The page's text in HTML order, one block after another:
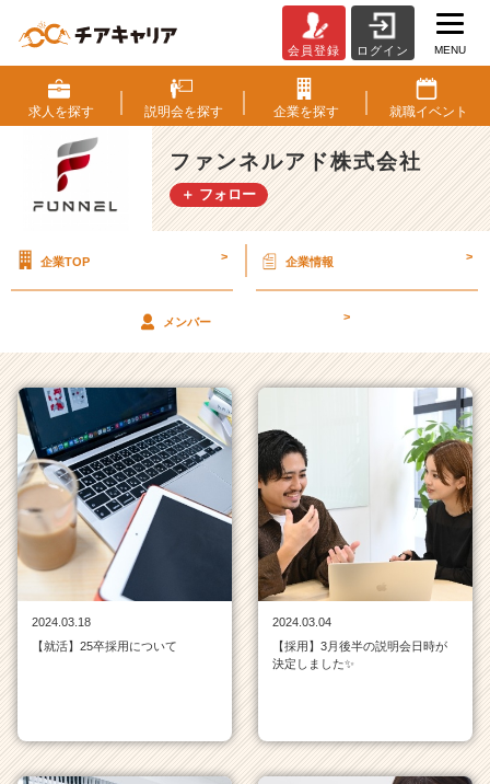
ァ
ン
ネ
ル
ア
ド
社
イ
ム
イ
ン
一
覧
か
ら
会員登録 ログイン MENU
求人を探す 説明会を探す 企業を探す 就職イベント
ファンネルアド株式会社
＋ フォロー
企業TOP > 企業情報 >
メンバー >
2024.03.18
【就活】25卒採用について
2024.03.04
【採用】3月後半の説明会日時が
決定しました✨